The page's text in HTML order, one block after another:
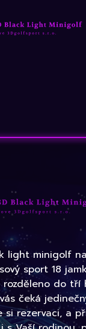
light minigolf
sport 18
do tří
čeká
si rezervaci, a